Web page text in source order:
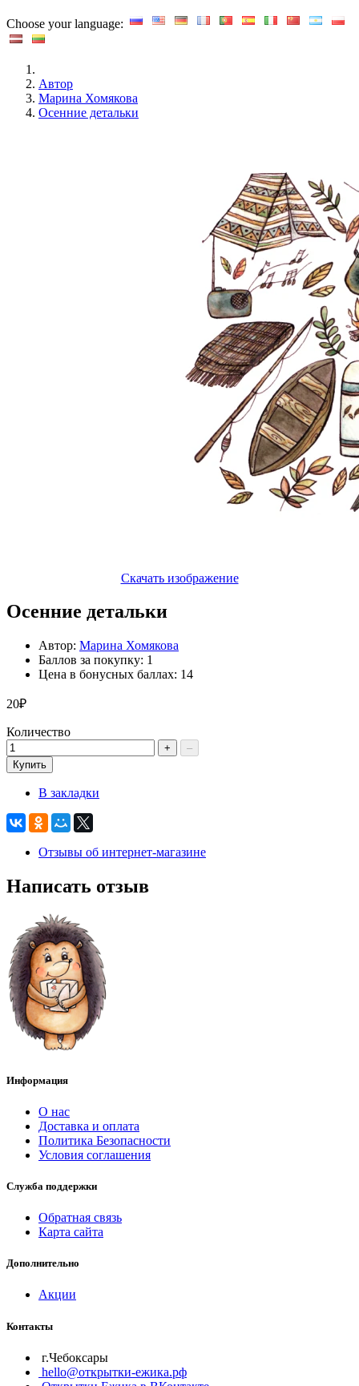
Choose your language:
Автор
Марина Хомякова
Осенние детальки
Скачать изображение
Осенние детальки
Автор: Марина Хомякова
Баллов за покупку: 1
Цена в бонусных баллах: 14
20₽
Количество
+
–
Купить
В закладки
Отзывы об интернет-магазине
Написать отзыв
Информация
О нас
Доставка и оплата
Политика Безопасности
Условия соглашения
Служба поддержки
Обратная связь
Карта сайта
Дополнительно
Акции
Контакты
г.Чебоксары
hello@открытки-ежика.рф